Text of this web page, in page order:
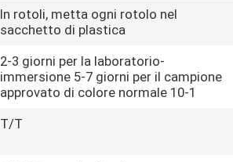
In rotoli, metta ogni rotolo nel
sacchetto di plastica
2-3 giorni per la laboratorio-
immersione 5-7 giorni per il campione
approvato di colore normale 10-1
T/T